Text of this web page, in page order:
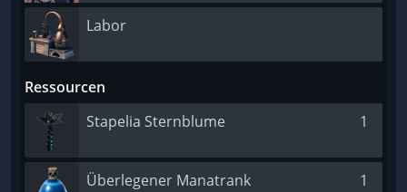
Labor
Ressourcen
Stapelia Sternblume
1
Überlegener Manatrank 1